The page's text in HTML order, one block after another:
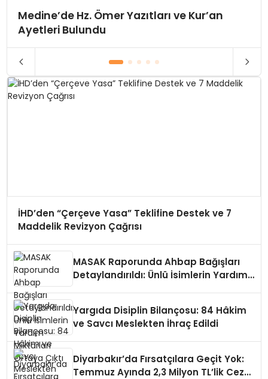
Medine’de Hz. Ömer Yazıtları ve Kur’an
Ayetleri Bulundu
İHD’den “Çerçeve Yasa” Teklifine Destek ve 7
Maddelik Revizyon Çağrısı
MASAK Raporunda Ahbap Bağışları
Detaylandırıldı: Ünlü İsimlerin Yardım
Yargıda Disiplin Bilançosu: 84 Hâkim
ve Savcı Meslekten İhraç Edildi
Diyarbakır’da Fırsatçılara Geçit Yok:
Temmuz Ayında 2,3 Milyon TL’lik Ceza